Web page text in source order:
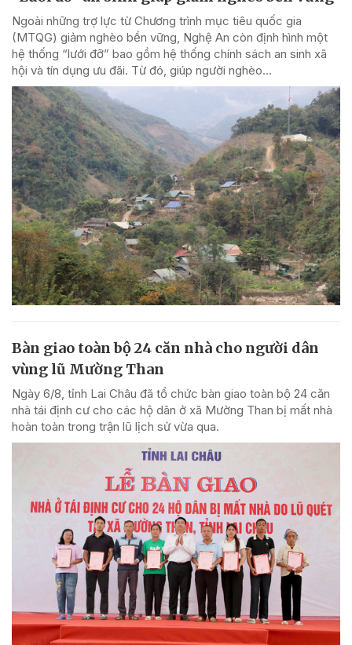
Ngoài những trợ lực từ Chương trình mục tiêu quốc gia
(MTQG) giảm nghèo bền vững, Nghệ An còn định hình một
hệ thống “lưới đỡ” bao gồm hệ thống chính sách an sinh xã
hội và tín dụng ưu đãi. Từ đó, giúp người nghèo...
Bàn giao toàn bộ 24 căn nhà cho người dân
vùng lũ Mường Than
Ngày 6/8, tỉnh Lai Châu đã tổ chức bàn giao toàn bộ 24 căn
nhà tái định cư cho các hộ dân ở xã Mường Than bị mất nhà
hoàn toàn trong trận lũ lịch sử vừa qua.